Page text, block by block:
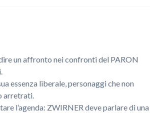
un affronto nei confronti del PARON
essenza liberale, personaggi che non
arretrati.
l’agenda: ZWIRNER deve parlare di una